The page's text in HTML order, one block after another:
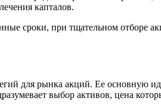
капталов.
сроки, при тщательном отборе
для рынка акций. Ее основную
выбор активов, цена